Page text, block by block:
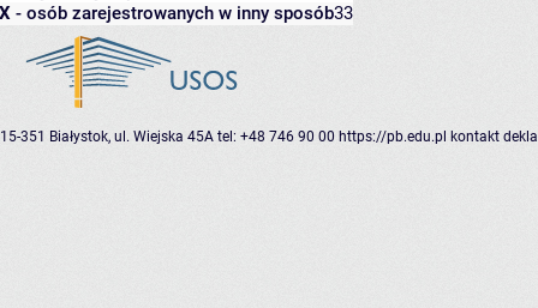
X - osób zarejestrowanych w inny sposób33
15-351 Białystok, ul. Wiejska 45A tel: +48 746 90 00 https://pb.edu.pl kontakt